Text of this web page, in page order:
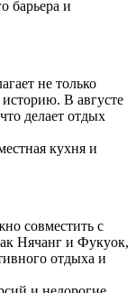
барьера и
не только
В августе
делает отдых
кухня и
совместить с
Нячанг и Фукуок,
отдыха и